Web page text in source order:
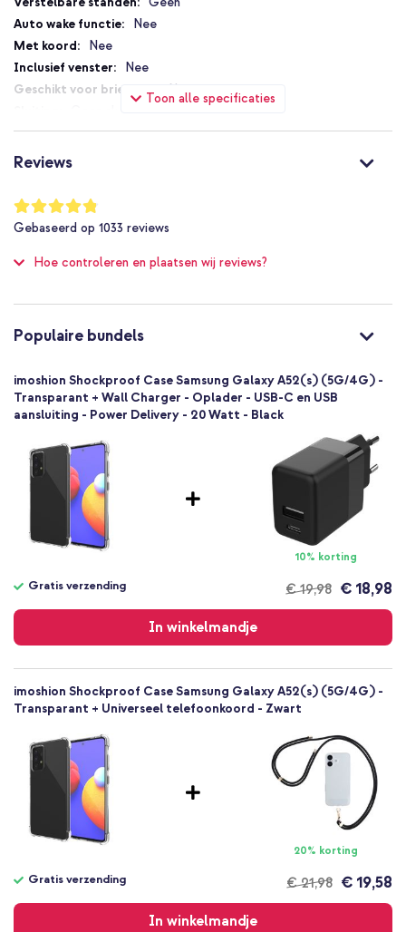
A52(s) direct met behoud van het originele design.
Toon alle specificaties
Nee
Nee
Nee
Nee
Nee
Nee
Nee
Nee
8719295443875
A526F44387501
Transparant
Siliconen en TPU (zacht)
Geen
Backcover, Softcase
Achterkant & Zijkant
Reviews
Waardering:
96
%
of
Gebaseerd op 1033 reviews
Hoe controleren en plaatsen wij reviews?
Populaire bundels
imoshion Shockproof Case Samsung Galaxy A52(s) (5G/4G) -
Transparant + Wall Charger - Oplader - USB-C en USB
aansluiting - Power Delivery - 20 Watt - Black
10% korting
€ 19,98
Gratis verzending € 18,98
In winkelmandje
verzending
imoshion Shockproof Case Samsung Galaxy A52(s) (5G/4G) -
Transparant + Universeel telefoonkoord - Zwart
20% korting
€ 21,98
Gratis verzending € 19,58
In winkelmandje
verzending